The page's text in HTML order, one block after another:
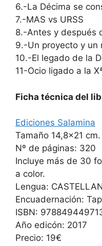
6.-La Décima se
7.-MAS vs URSS
8.-Antes y después
9.-Un proyecto y un
10.-El legado de la
11-Ocio ligado a la
Ficha técnica del
Ediciones Salamina
Tamaño 14,8×21 cm.
Nº de páginas: 320
Incluye más de 30
a color.
Lengua:
Encuadernación:
ISBN:
Año edicón: 2017
Precio: 19€